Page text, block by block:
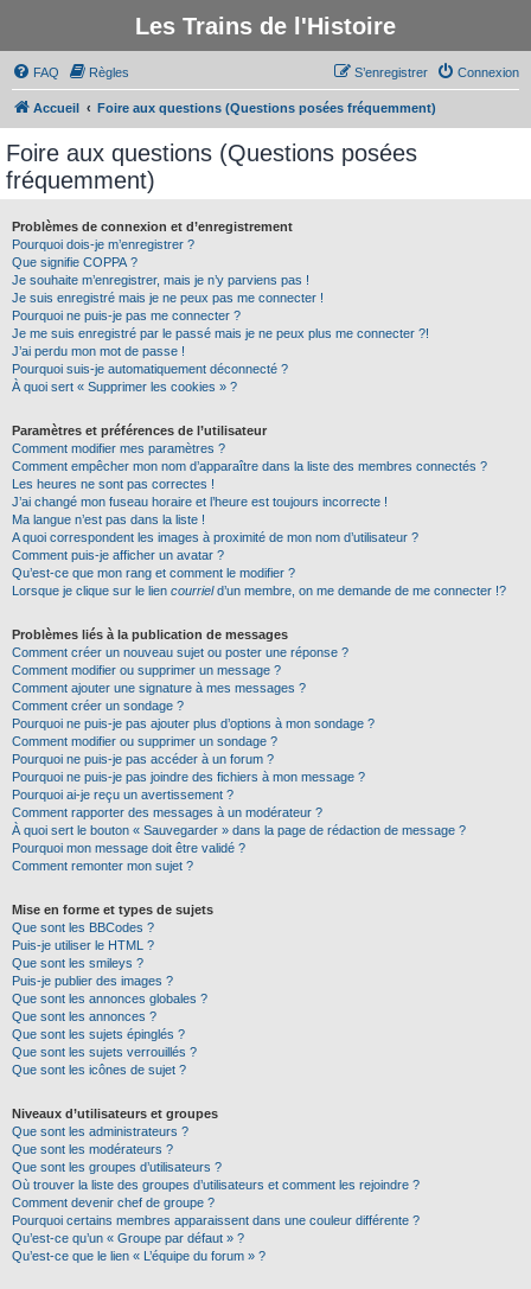
Les Trains de l'Histoire
FAQ Règles Connexion
S’enregistrer
Accueil Foire aux questions (Questions posées fréquemment)
Foire aux questions (Questions posées
fréquemment)
Problèmes de connexion et d’enregistrement
Pourquoi dois-je m’enregistrer ?
Que signifie COPPA ?
Je souhaite m’enregistrer, mais je n’y parviens pas !
Je suis enregistré mais je ne peux pas me connecter !
Pourquoi ne puis-je pas me connecter ?
Je me suis enregistré par le passé mais je ne peux plus me connecter ?!
J’ai perdu mon mot de passe !
Pourquoi suis-je automatiquement déconnecté ?
À quoi sert « Supprimer les cookies » ?
Paramètres et préférences de l’utilisateur
Comment modifier mes paramètres ?
Comment empêcher mon nom d’apparaître dans la liste des membres connectés ?
Les heures ne sont pas correctes !
J’ai changé mon fuseau horaire et l’heure est toujours incorrecte !
Ma langue n’est pas dans la liste !
A quoi correspondent les images à proximité de mon nom d’utilisateur ?
Comment puis-je afficher un avatar ?
Qu’est-ce que mon rang et comment le modifier ?
Lorsque je clique sur le lien courrield’un membre, on me demande de me connecter !?
Problèmes liés à la publication de messages
Comment créer un nouveau sujet ou poster une réponse ?
Comment modifier ou supprimer un message ?
Comment ajouter une signature à mes messages ?
Comment créer un sondage ?
Pourquoi ne puis-je pas ajouter plus d’options à mon sondage ?
Comment modifier ou supprimer un sondage ?
Pourquoi ne puis-je pas accéder à un forum ?
Pourquoi ne puis-je pas joindre des fichiers à mon message ?
Pourquoi ai-je reçu un avertissement ?
Comment rapporter des messages à un modérateur ?
À quoi sert le bouton « Sauvegarder » dans la page de rédaction de message ?
Pourquoi mon message doit être validé ?
Comment remonter mon sujet ?
Mise en forme et types de sujets
Que sont les BBCodes ?
Puis-je utiliser le HTML ?
Que sont les smileys ?
Puis-je publier des images ?
Que sont les annonces globales ?
Que sont les annonces ?
Que sont les sujets épinglés ?
Que sont les sujets verrouillés ?
Que sont les icônes de sujet ?
Niveaux d’utilisateurs et groupes
Que sont les administrateurs ?
Que sont les modérateurs ?
Que sont les groupes d’utilisateurs ?
Où trouver la liste des groupes d’utilisateurs et comment les rejoindre ?
Comment devenir chef de groupe ?
Pourquoi certains membres apparaissent dans une couleur différente ?
Qu’est-ce qu’un « Groupe par défaut » ?
Qu’est-ce que le lien « L’équipe du forum » ?